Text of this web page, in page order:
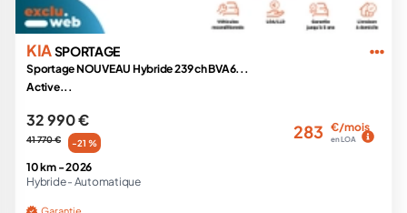
KIASPORTAGE
Sportage NOUVEAU Hybride 239 ch BVA6...
Active...
32 990 €
41 770 € -21 %
283 €/mois
en LOA
10 km -2026
Hybride - Automatique
Garantie